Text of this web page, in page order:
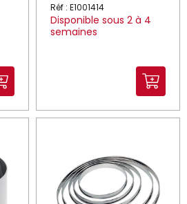
Réf : E1001414
Disponible sous 2 à 4
semaines